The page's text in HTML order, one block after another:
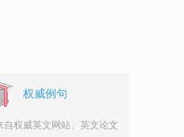
权威例句
自权威英文网站、英文论文